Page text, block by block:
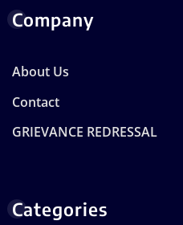
Company
About Us
Contact
GRIEVANCE REDRESSAL
Categories